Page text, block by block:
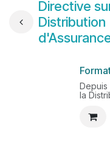
Directive
Distribution
Depuis
la